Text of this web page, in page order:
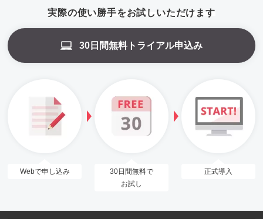
実際の使い勝手をお試しいただけます
30日間無料トライアル申込み
Webで申し込み
30日間無料で
お試し
正式導入